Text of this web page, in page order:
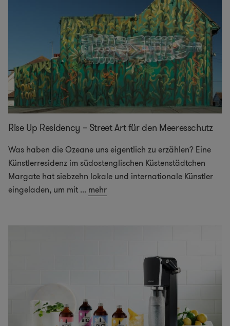
Rise Up Residency – Street Art für den Meeresschutz
Was haben die Ozeane uns eigentlich zu erzählen? Eine
Künstlerresidenz im südostenglischen Küstenstädtchen
Margate hat siebzehn lokale und internationale Künstler
eingeladen, um mit ... mehr